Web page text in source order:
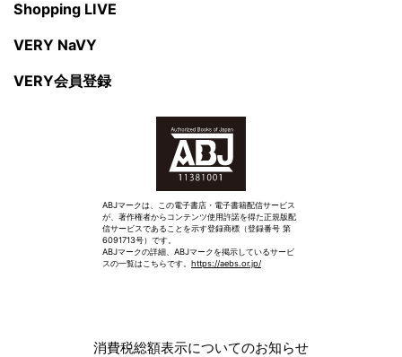
Shopping LIVE
VERY NaVY
VERY会員登録
ABJマークは、この電子書店・電子書籍配信サービス
が、著作権者からコンテンツ使用許諾を得た正規版配
信サービスであることを示す登録商標（登録番号 第
6091713号）です。
ABJマークの詳細、ABJマークを掲示しているサービ
スの一覧はこちらです。 https://aebs.or.jp/
消費税総額表示についてのお知らせ